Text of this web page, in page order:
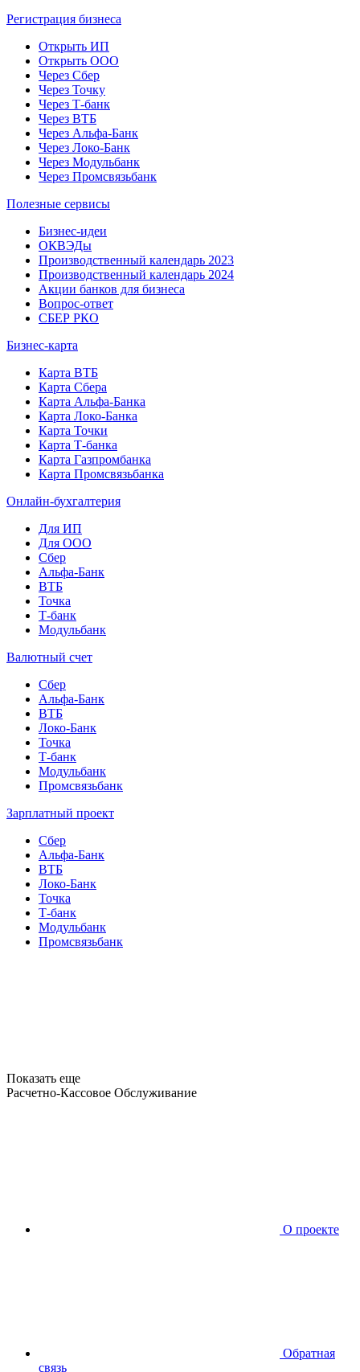
Регистрация бизнеса
Открыть ИП
Открыть ООО
Через Сбер
Через Точку
Через Т-банк
Через ВТБ
Через Альфа-Банк
Через Локо-Банк
Через Модульбанк
Через Промсвязьбанк
Полезные сервисы
Бизнес-идеи
ОКВЭДы
Производственный календарь 2023
Производственный календарь 2024
Акции банков для бизнеса
Вопрос-ответ
СБЕР РКО
Бизнес-карта
Карта ВТБ
Карта Сбера
Карта Альфа-Банка
Карта Локо-Банка
Карта Точки
Карта Т-банка
Карта Газпромбанка
Карта Промсвязьбанка
Онлайн-бухгалтерия
Для ИП
Для ООО
Сбер
Альфа-Банк
ВТБ
Точка
Т-банк
Модульбанк
Валютный счет
Сбер
Альфа-Банк
ВТБ
Локо-Банк
Точка
Т-банк
Модульбанк
Промсвязьбанк
Зарплатный проект
Сбер
Альфа-Банк
ВТБ
Локо-Банк
Точка
Т-банк
Модульбанк
Промсвязьбанк
Показать еще
Расчетно-Кассовое Обслуживание
О проекте
Обратная
связь